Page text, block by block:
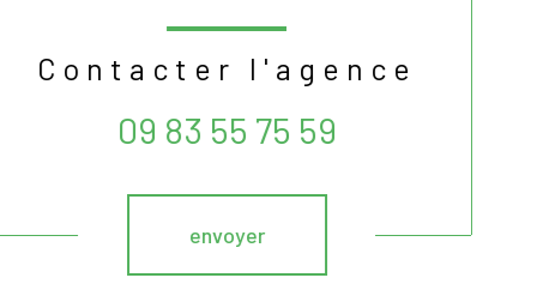
Contacter l'agence
09 83 55 75 59
envoyer